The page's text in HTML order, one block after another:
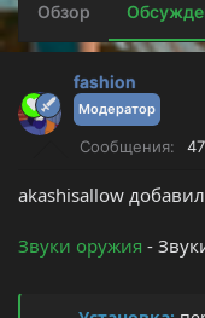
о
т
м
ы
а
н
а
а
л
а
Обзор
fashion
Модератор
Сообщения
akashisallow
Звуки оружия -